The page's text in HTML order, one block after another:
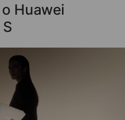
Huawei